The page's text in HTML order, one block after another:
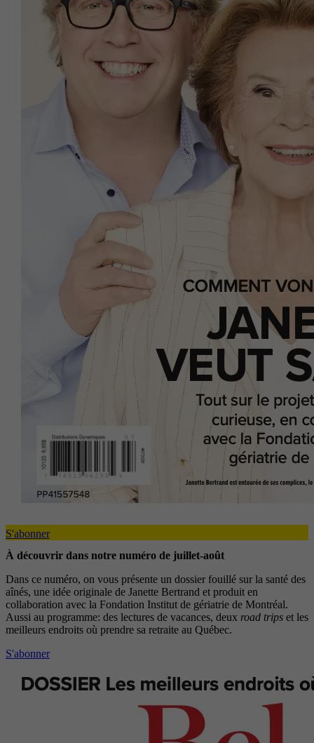
S'abonner
À découvrir dans notre numéro de juillet-août
Dans ce numéro, on vous présente un dossier fouillé sur la santé des
aînés, une idée originale de Janette Bertrand et produit en
collaboration avec la Fondation Institut de gériatrie de Montréal.
Aussi au programme: des lectures de vacances, deux road trips et les
meilleurs endroits où prendre sa retraite au Québec.
S'abonner